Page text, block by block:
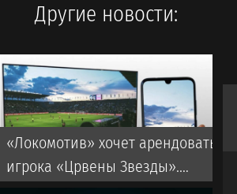
Другие новости:
«Локомотив» хочет арендовать
игрока «Црвены Звезды».